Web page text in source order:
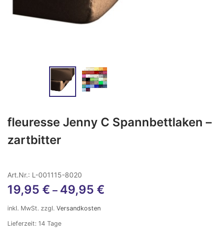
fleuresse Jenny C Spannbettlaken –
zartbitter
Art.Nr.: L-001115-8020
19,95 € – 49,95 €
inkl. MwSt. zzgl. Versandkosten
Lieferzeit: 14 Tage